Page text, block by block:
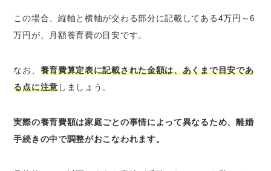
この場合、縦軸と横軸が交わる部分に記載してある4万円～6
万円が、月額養育費の目安です。
なお、 養育費算定表に記載された金額は、あくまで目安であ
る点に注意しましょう。
実際の養育費額は家庭ごとの事情によって異なるため、離婚
手続きの中で調整がおこなわれます。